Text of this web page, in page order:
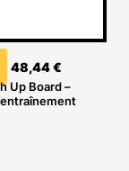
48,44€
Up Board –